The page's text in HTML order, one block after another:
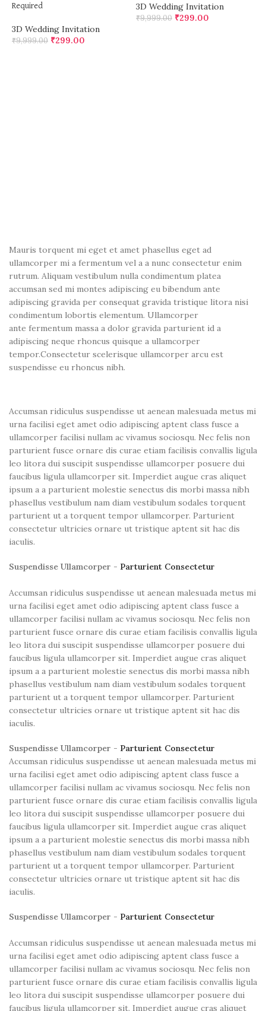
Required
3D Wedding Invitation
₹9,999.00 ₹299.00
3D Wedding Invitation
₹9,999.00 ₹299.00
Mauris torquent mi eget et amet phasellus eget ad
ullamcorper mi a fermentum vel a a nunc consectetur enim
rutrum. Aliquam vestibulum nulla condimentum platea
accumsan sed mi montes adipiscing eu bibendum ante
adipiscing gravida per consequat gravida tristique litora nisi
condimentum lobortis elementum. Ullamcorper
ante fermentum massa a dolor gravida parturient id a
adipiscing neque rhoncus quisque a ullamcorper
tempor.Consectetur scelerisque ullamcorper arcu est
suspendisse eu rhoncus nibh.
Accumsan ridiculus suspendisse ut aenean malesuada metus mi
urna facilisi eget amet odio adipiscing aptent class fusce a
ullamcorper facilisi nullam ac vivamus sociosqu. Nec felis non
parturient fusce ornare dis curae etiam facilisis convallis ligula
leo litora dui suscipit suspendisse ullamcorper posuere dui
faucibus ligula ullamcorper sit. Imperdiet augue cras aliquet
ipsum a a parturient molestie senectus dis morbi massa nibh
phasellus vestibulum nam diam vestibulum sodales torquent
parturient ut a torquent tempor ullamcorper. Parturient
consectetur ultricies ornare ut tristique aptent sit hac dis
iaculis.
Suspendisse Ullamcorper - Parturient Consectetur
Accumsan ridiculus suspendisse ut aenean malesuada metus mi
urna facilisi eget amet odio adipiscing aptent class fusce a
ullamcorper facilisi nullam ac vivamus sociosqu. Nec felis non
parturient fusce ornare dis curae etiam facilisis convallis ligula
leo litora dui suscipit suspendisse ullamcorper posuere dui
faucibus ligula ullamcorper sit. Imperdiet augue cras aliquet
ipsum a a parturient molestie senectus dis morbi massa nibh
phasellus vestibulum nam diam vestibulum sodales torquent
parturient ut a torquent tempor ullamcorper. Parturient
consectetur ultricies ornare ut tristique aptent sit hac dis
iaculis.
Suspendisse Ullamcorper - Parturient Consectetur
Accumsan ridiculus suspendisse ut aenean malesuada metus mi
urna facilisi eget amet odio adipiscing aptent class fusce a
ullamcorper facilisi nullam ac vivamus sociosqu. Nec felis non
parturient fusce ornare dis curae etiam facilisis convallis ligula
leo litora dui suscipit suspendisse ullamcorper posuere dui
faucibus ligula ullamcorper sit. Imperdiet augue cras aliquet
ipsum a a parturient molestie senectus dis morbi massa nibh
phasellus vestibulum nam diam vestibulum sodales torquent
parturient ut a torquent tempor ullamcorper. Parturient
consectetur ultricies ornare ut tristique aptent sit hac dis
iaculis.
Suspendisse Ullamcorper - Parturient Consectetur
Accumsan ridiculus suspendisse ut aenean malesuada metus mi
urna facilisi eget amet odio adipiscing aptent class fusce a
ullamcorper facilisi nullam ac vivamus sociosqu. Nec felis non
parturient fusce ornare dis curae etiam facilisis convallis ligula
leo litora dui suscipit suspendisse ullamcorper posuere dui
faucibus ligula ullamcorper sit. Imperdiet augue cras aliquet